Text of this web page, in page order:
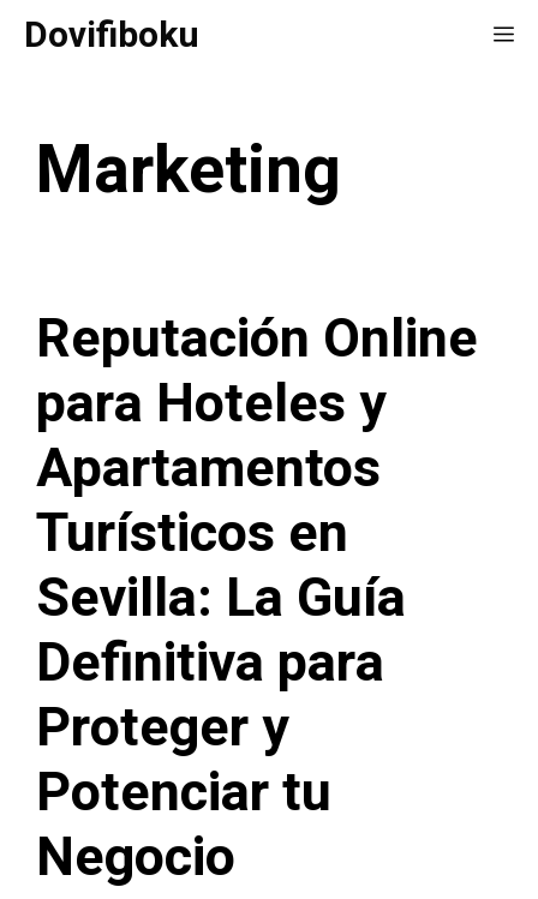
SaltarDovifiboku
Marketing
Reputación Online
para Hoteles y
Apartamentos
Turísticos en
Sevilla: La Guía
Definitiva para
Proteger y
Potenciar tu
Negocio